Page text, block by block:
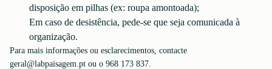
disposição em pilhas (ex: roupa amontoada);
Em caso de desistência, pede-se que seja comunicada à
organização.
Para mais informações ou esclarecimentos, contacte
geral@labpaisagem.pt ou o 968 173 837.